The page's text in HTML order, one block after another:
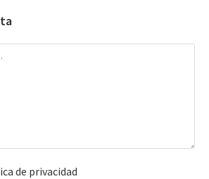
de privacidad